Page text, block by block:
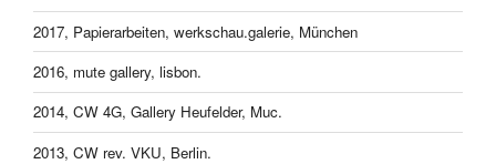
2017, Papierarbeiten, werkschau.galerie, München
2016, mute gallery, lisbon.
2014, CW 4G, Gallery Heufelder, Muc.
2013, CW rev. VKU, Berlin.